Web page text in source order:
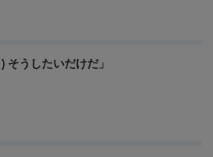
そうしたいだけだ」